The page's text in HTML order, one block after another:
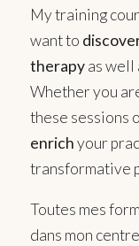
My training
want to
therapyas well
Whether you
these sessions
enrichyour
transformative
Toutes mes
dans mon